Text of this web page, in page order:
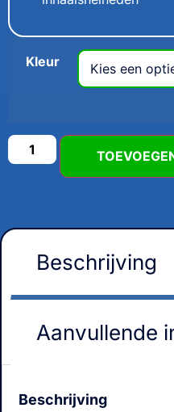
Kleur
Beschrijving
Aanvullende
Beschrijving